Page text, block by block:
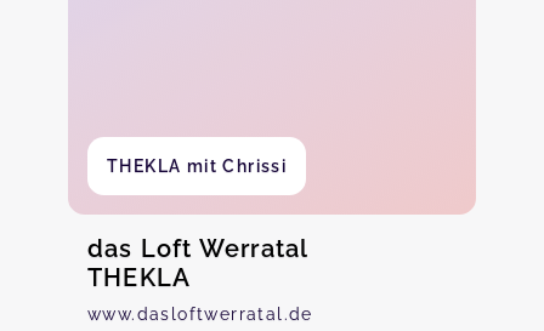
THEKLA mit Chrissi
das Loft Werratal
THEKLA
www.dasloftwerratal.de